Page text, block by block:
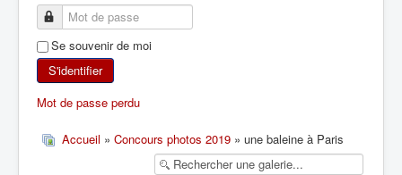
ALPINISME
SKI DE RANDONNÉE
RANDONNÉE SPORTIVE
Se souvenir de moi
S'identifier
Mot de passe perdu
Accueil » Concours photos 2019 » une baleine à Paris